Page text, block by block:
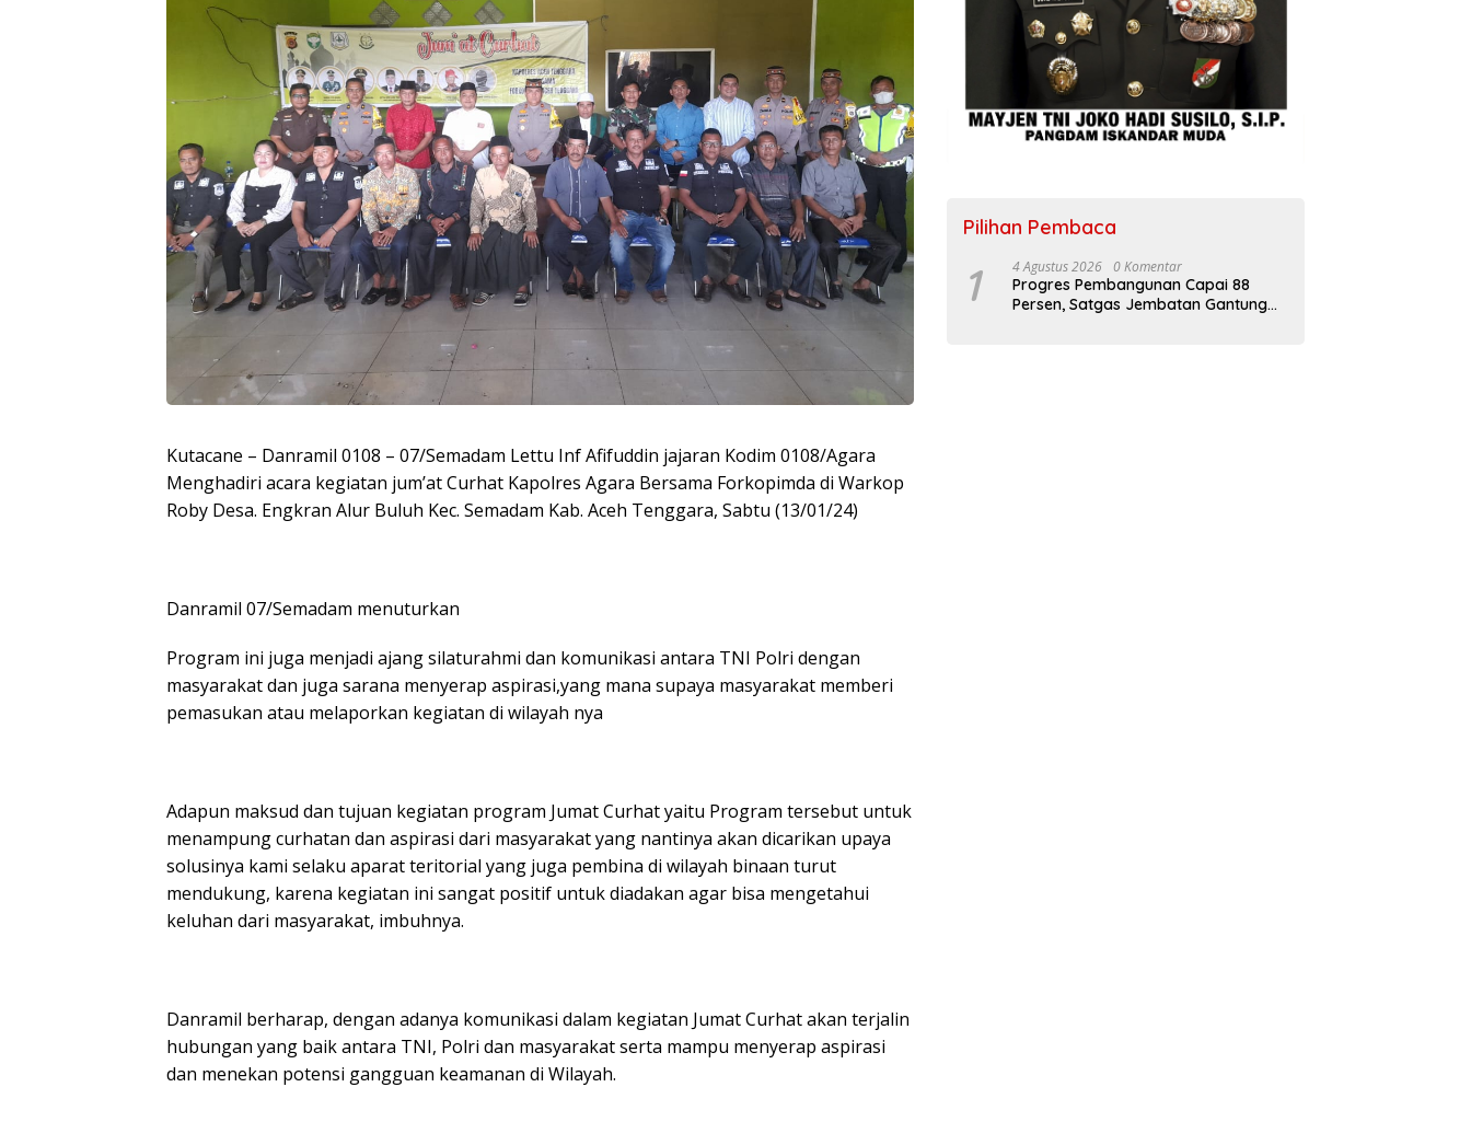
Kutacane – Danramil 0108 – 07/Semadam Lettu Inf Afifuddin jajaran Kodim 0108/Agara
Menghadiri acara kegiatan jum’at Curhat Kapolres Agara Bersama Forkopimda di Warkop
Roby Desa. Engkran Alur Buluh Kec. Semadam Kab. Aceh Tenggara, Sabtu (13/01/24)
Danramil 07/Semadam menuturkan
Program ini juga menjadi ajang silaturahmi dan komunikasi antara TNI Polri dengan
masyarakat dan juga sarana menyerap aspirasi,yang mana supaya masyarakat memberi
pemasukan atau melaporkan kegiatan di wilayah nya
Adapun maksud dan tujuan kegiatan program Jumat Curhat yaitu Program tersebut untuk
menampung curhatan dan aspirasi dari masyarakat yang nantinya akan dicarikan upaya
solusinya kami selaku aparat teritorial yang juga pembina di wilayah binaan turut
mendukung, karena kegiatan ini sangat positif untuk diadakan agar bisa mengetahui
keluhan dari masyarakat, imbuhnya.
Danramil berharap, dengan adanya komunikasi dalam kegiatan Jumat Curhat akan terjalin
hubungan yang baik antara TNI, Polri dan masyarakat serta mampu menyerap aspirasi
dan menekan potensi gangguan keamanan di Wilayah.
Pilihan Pembaca
1 4 Agustus 2026 0 Komentar
Progres Pembangunan Capai 88
Persen, Satgas Jembatan Gantung